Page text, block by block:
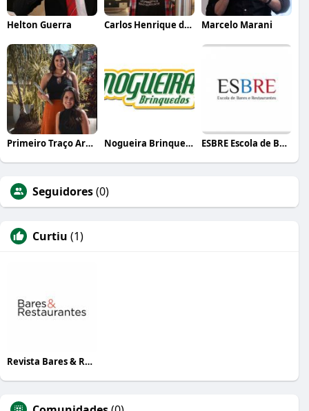
Helton Guerra Carlos Henrique de Faria Vasconcelos Marcelo Marani
Primeiro Traço Arquitetura Nogueira Brinquedos ESBRE Escola de Bares e Restaurantes
Seguidores(0)
Curtiu (1)
Revista Bares & Restaurantes